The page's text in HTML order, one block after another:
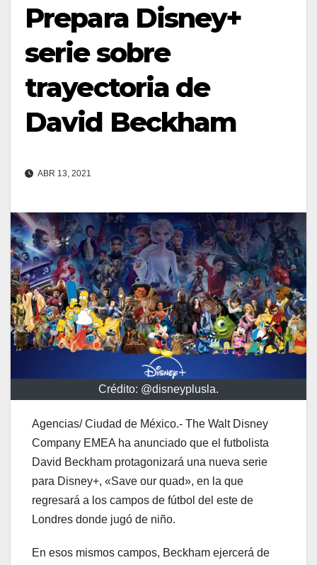
Prepara Disney+
serie sobre
trayectoria de
David Beckham
ABR 13, 2021
Crédito: @disneyplusla.
Agencias/ Ciudad de México.- The Walt Disney
Company EMEA ha anunciado que el futbolista
David Beckham protagonizará una nueva serie
para Disney+, «Save our quad», en la que
regresará a los campos de fútbol del este de
Londres donde jugó de niño.
En esos mismos campos, Beckham ejercerá de